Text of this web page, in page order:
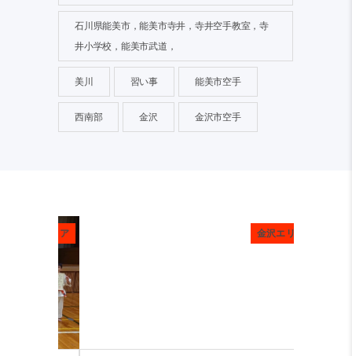
石川県能美市，能美市寺井，寺井空手教室，寺
井小学校，能美市武道，
美川 習い事 能美市空手
西南部 金沢 金沢市空手
金沢エリア